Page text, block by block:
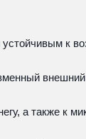
к
а также к